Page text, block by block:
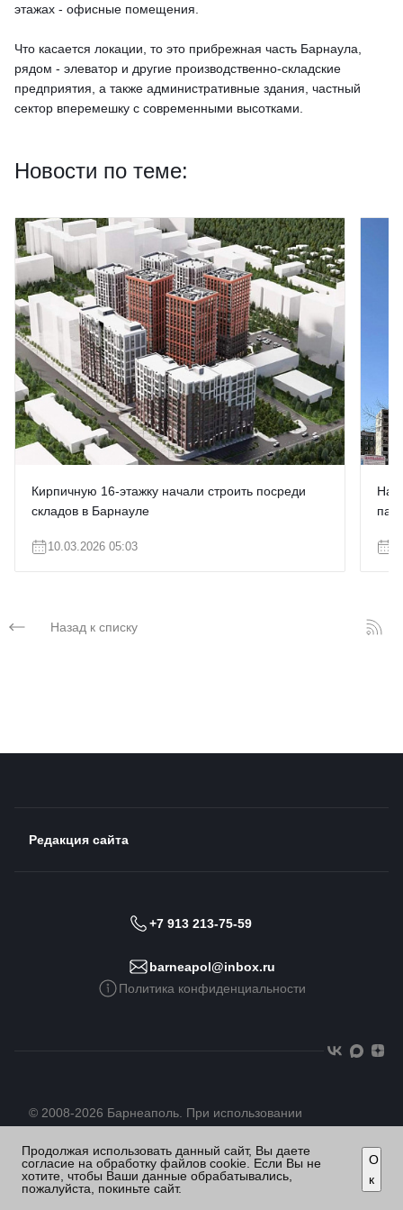
этажах - офисные помещения.
Что касается локации, то это прибрежная часть Барнаула,
рядом - элеватор и другие производственно-складские
предприятия, а также административные здания, частный
сектор вперемешку с современными высотками.
Новости по теме:
Кирпичную 16-этажку начали строить посреди
складов в Барнауле
10.03.2026 05:03
Назад к списку
Редакция сайта
+7 913 213-75-59
barneapol@inbox.ru
Политика конфиденциальности
© 2008-2026 Барнеаполь. При использовании
Продолжая использовать данный сайт, Вы даете
согласие на обработку файлов cookie. Если Вы не
хотите, чтобы Ваши данные обрабатывались,
пожалуйста, покиньте сайт.
О
к